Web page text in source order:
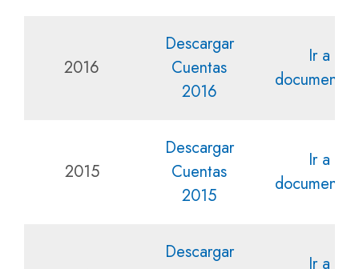
2016
Descargar
Cuentas
2016
Ir a la
2015
Descargar
Cuentas
2015
Ir a la
Descargar
Ir a la